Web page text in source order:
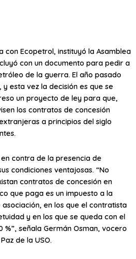
con Ecopetrol, instituyó la Asamblea
con un documento para pedir a
de la guerra. El año pasado
esta vez la decisión es que se
un proyecto de ley para que,
los contratos de concesión
a principios del siglo
contra de la presencia de
condiciones ventajosas. “No
contratos de concesión en
que paga es un impuesto a la
en los que el contratista
y en los que se queda con el
%”, señala Germán Osman, vocero
de la USO.